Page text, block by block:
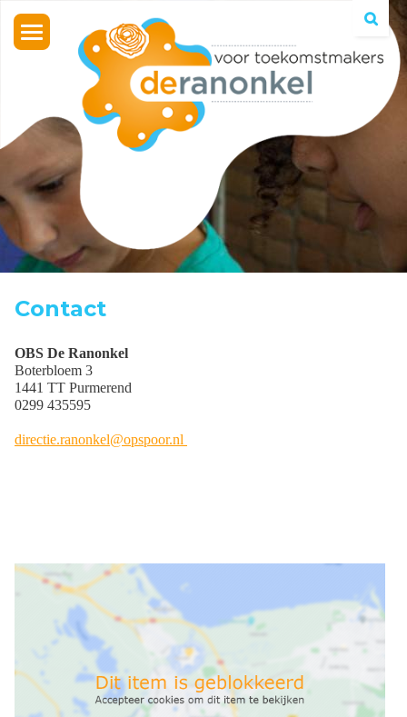
Toggle
navigation
Contact
OBS De Ranonkel
Boterbloem 3
1441 TT Purmerend
0299 435595
directie.ranonkel@opspoor.nl